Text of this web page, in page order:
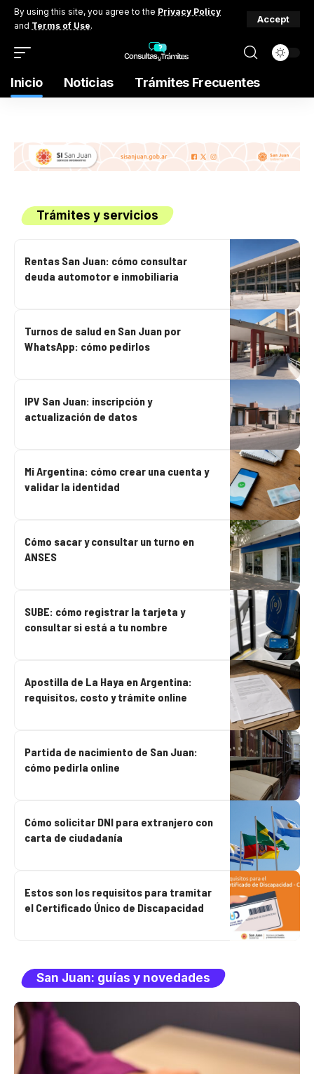
By using this site, you agree to the Privacy Policy
and Terms of Use.
Accept
Inicio Noticias Trámites Frecuentes
San Juan: guías y novedades
Trámites y servicios
Rentas San Juan: cómo consultar
deuda automotor e inmobiliaria
Turnos de salud en San Juan por
WhatsApp: cómo pedirlos
IPV San Juan: inscripción y
actualización de datos
Mi Argentina: cómo crear una cuenta y
validar la identidad
Cómo sacar y consultar un turno en
ANSES
SUBE: cómo registrar la tarjeta y
consultar si está a tu nombre
Apostilla de La Haya en Argentina:
requisitos, costo y trámite online
Partida de nacimiento de San Juan:
cómo pedirla online
Cómo solicitar DNI para extranjero con
carta de ciudadanía
Estos son los requisitos para tramitar
el Certificado Único de Discapacidad